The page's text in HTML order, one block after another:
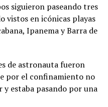
siguieron paseando tres
vistos en icónicas playas
Ipanema y Barra de
de astronauta fueron
por el confinamiento no
estaba pasando por una